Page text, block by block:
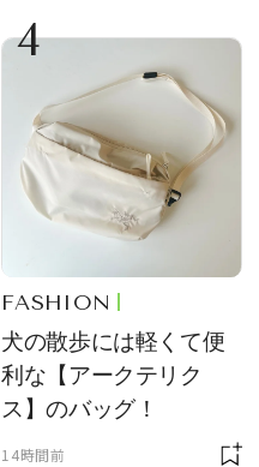
4
FASHION
犬の散歩には軽くて便
利な【アークテリク
ス】のバッグ！
14時間前